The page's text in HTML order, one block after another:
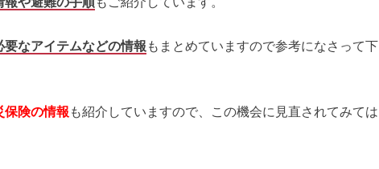
要なアイテムなどの情報 もまとめていますので参考になさって下
保険の情報 も紹介していますので、この機会に見直されてみては